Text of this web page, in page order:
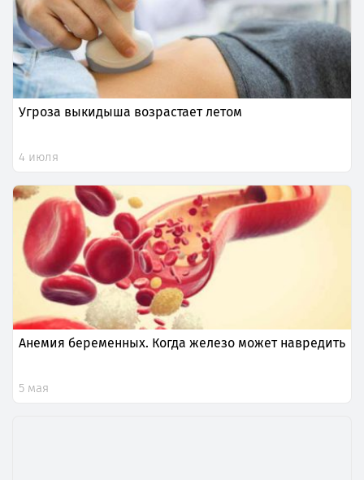
Угроза выкидыша возрастает летом
4 июля
Анемия беременных. Когда железо может навредить
5 мая